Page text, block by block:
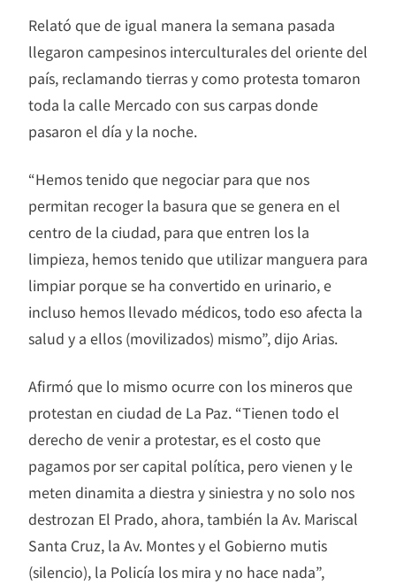
Relató que de igual manera la semana pasada
llegaron campesinos interculturales del oriente del
país, reclamando tierras y como protesta tomaron
toda la calle Mercado con sus carpas donde
pasaron el día y la noche.
“Hemos tenido que negociar para que nos
permitan recoger la basura que se genera en el
centro de la ciudad, para que entren los la
limpieza, hemos tenido que utilizar manguera para
limpiar porque se ha convertido en urinario, e
incluso hemos llevado médicos, todo eso afecta la
salud y a ellos (movilizados) mismo”, dijo Arias.
Afirmó que lo mismo ocurre con los mineros que
protestan en ciudad de La Paz. “Tienen todo el
derecho de venir a protestar, es el costo que
pagamos por ser capital política, pero vienen y le
meten dinamita a diestra y siniestra y no solo nos
destrozan El Prado, ahora, también la Av. Mariscal
Santa Cruz, la Av. Montes y el Gobierno mutis
(silencio), la Policía los mira y no hace nada”,